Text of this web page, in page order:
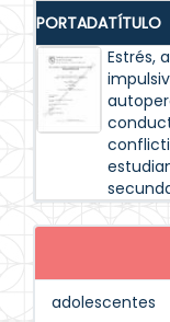
PORTADATÍTULO
Estrés,
adolescentes